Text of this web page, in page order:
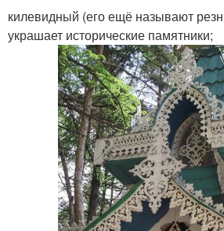
килевидный (его ещё называют
украшает исторические памятники;